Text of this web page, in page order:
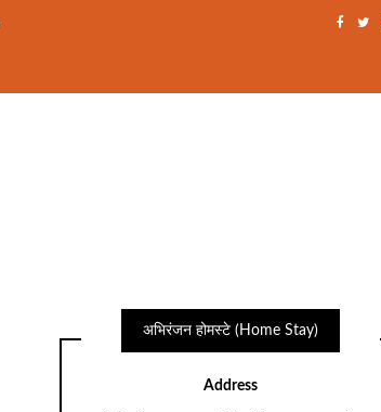
अभिरंजन होमस्टे (Home Stay)
Address